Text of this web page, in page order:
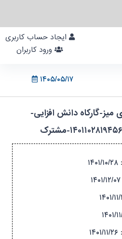
۱۴۰۵/۰۵/۱۷
گارکاه دانش افزایی-
۱۴۰۱/۱۰/۲۸
۱۴۰۱/۱۲/۰۷
۱۱/۲۶
۱۱/۲۶
۱۴۰۱/۱۱/۲۶